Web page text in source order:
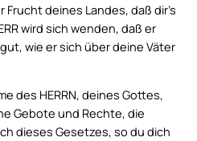
deines Landes, daß dir’s
wird sich wenden, daß er
wie er sich über deine Väter
des HERRN, deines Gottes,
Gebote und Rechte, die
dieses Gesetzes, so du dich